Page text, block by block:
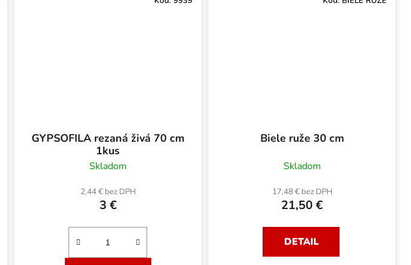
GYPSOFILA rezaná živá 70 cm
1kus
Skladom
2,44 € bez DPH
3 €
Biele ruže 30 cm
Skladom
17,48 € bez DPH
21,50 €
DETAIL